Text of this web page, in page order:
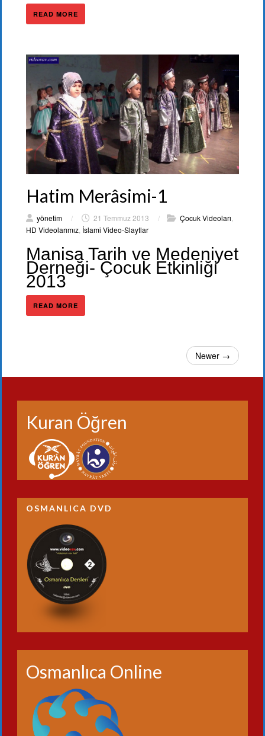
READ MORE
Hatim Merâsimi-1
yönetim / 21 Temmuz 2013 / Çocuk Videoları,
HD Videolarımız, İslami Video-Slaytlar
Manisa Tarih ve Medeniyet
Derneği- Çocuk Etkinliği
2013
READ MORE
Newer →
Kuran Öğren
OSMANLICA DVD
Osmanlıca Online